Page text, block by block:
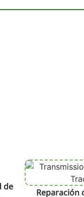
de
Reparación